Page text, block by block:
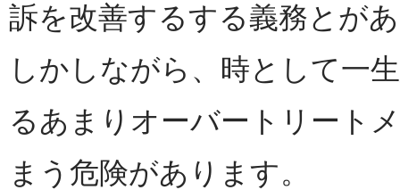
訴を改善するする義務とが
しかしながら、時として一
るあまりオーバートリート
まう危険があります。